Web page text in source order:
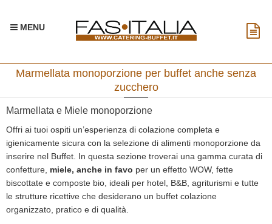
MENU
Marmellata monoporzione per buffet anche senza
zucchero
Marmellata e Miele monoporzione
Offri ai tuoi ospiti un’esperienza di colazione completa e
igienicamente sicura con la selezione di alimenti monoporzione da
inserire nel Buffet. In questa sezione troverai una gamma curata di
confetture, miele, anche in favo per un effetto WOW, fette
biscottate e composte bio, ideali per hotel, B&B, agriturismi e tutte
le strutture ricettive che desiderano un buffet colazione
organizzato, pratico e di qualità.